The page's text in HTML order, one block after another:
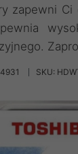
zapewni Ci
SKU: